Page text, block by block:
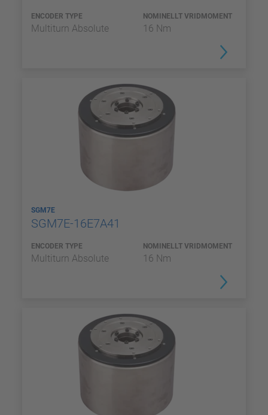
ENCODER TYPE
Multiturn Absolute
NOMINELLT VRIDMOMENT
16 Nm
SGM7E
SGM7E-16E7A41
ENCODER TYPE
Multiturn Absolute
NOMINELLT VRIDMOMENT
16 Nm